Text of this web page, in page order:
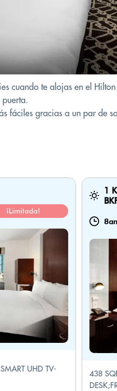
cuando te alojas en el
fáciles gracias a un par de
¡Limitada!
UHD TV-
1
438